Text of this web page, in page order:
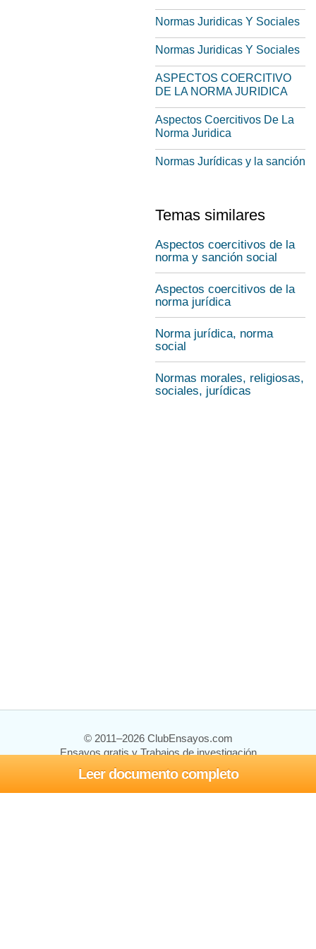
Leer documento completo
Normas Juridicas Y Sociales
Normas Juridicas Y Sociales
ASPECTOS COERCITIVO
DE LA NORMA JURIDICA
Aspectos Coercitivos De La
Norma Juridica
Normas Jurídicas y la sanción
Temas similares
Aspectos coercitivos de la
norma y sanción social
Aspectos coercitivos de la
norma jurídica
Norma jurídica, norma
social
Normas morales, religiosas,
sociales, jurídicas
© 2011–2026 ClubEnsayos.com
Ensayos gratis y Trabajos de investigación